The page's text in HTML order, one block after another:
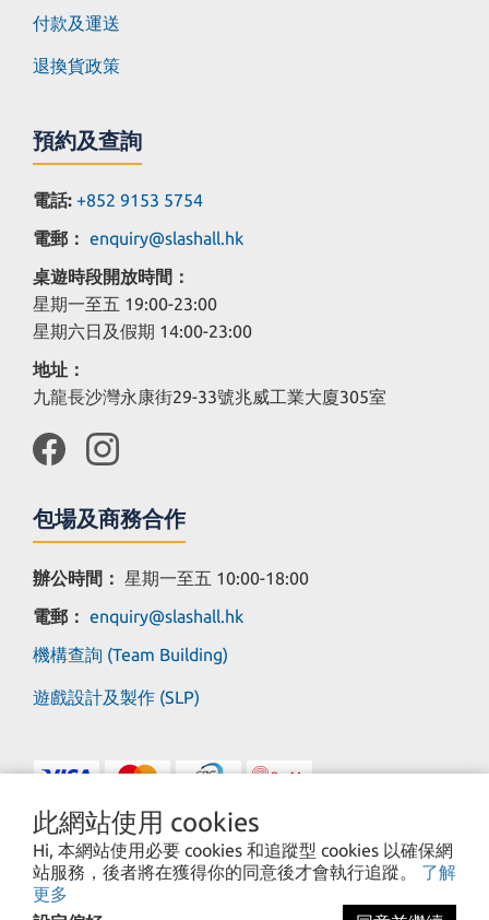
此網站使用 cookies
Hi, 本網站使用必要 cookies 和追蹤型 cookies 以確保網
站服務，後者將在獲得你的同意後才會執行追蹤。 了解
更多
付款及運送
退換貨政策
預約及查詢
電話: +852 9153 5754
電郵： enquiry@slashall.hk
桌遊時段開放時間：
星期一至五 19:00-23:00
星期六日及假期 14:00-23:00
地址：
九龍長沙灣永康街29-33號兆威工業大廈305室
包場及商務合作
辦公時間： 星期一至五 10:00-18:00
電郵： enquiry@slashall.hk
機構查詢 (Team Building)
遊戲設計及製作 (SLP)
Copyright© 2025 Save Load Production Limited